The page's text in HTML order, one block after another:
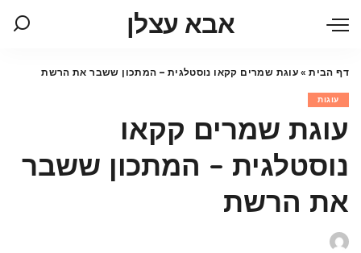
אבא עצלן
דף הבית» עוגת שמרים קקאו נוסטלגית – המתכון ששבר את הרשת
עוגות
עוגת שמרים קקאו
נוסטלגית – המתכון ששבר
את הרשת